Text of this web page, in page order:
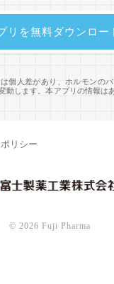
個人差があり、ホルモンの
動します。本アプリの情報は
リを無料ダウンロー
リシー
© 2026 Fuji Pharma